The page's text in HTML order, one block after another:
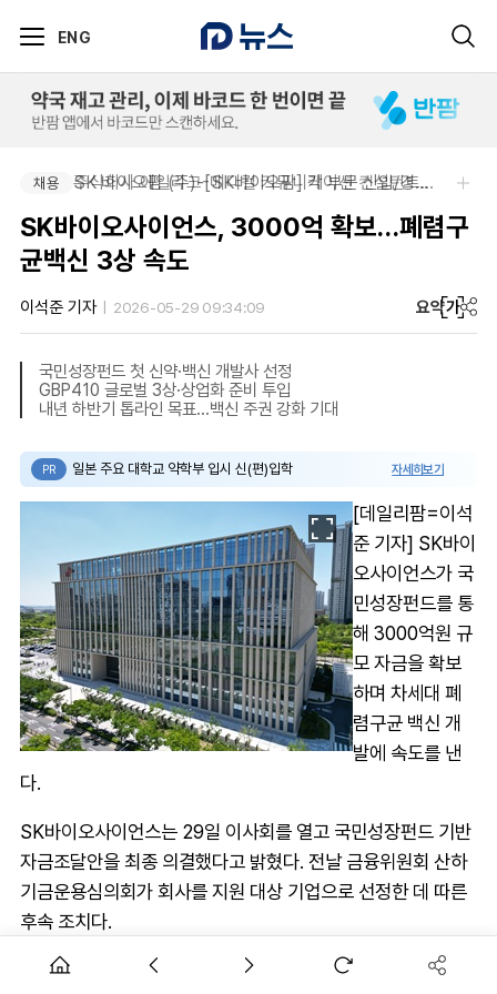
ENG
채용 주식회사 에일리크-메디컬 커뮤니케이션 컨설턴트(Associate) / 메디컬라이터 채용
채용 SK 바이오팜 (주)-[SK바이오팜] 각 부문 신입/경력 구성원 영입
SK바이오사이언스, 3000억 확보…폐렴구
균백신 3상 속도
이석준 기자 2026-05-29 09:34:09 요약가
국민성장펀드 첫 신약·백신 개발사 선정
GBP410 글로벌 3상·상업화 준비 투입
내년 하반기 톱라인 목표…백신 주권 강화 기대
PR 일본 주요 대학교 약학부 입시 신(편)입학 자세히보기
[데일리팜=이석
준 기자] SK바이
오사이언스가 국
민성장펀드를 통
해 3000억원 규
모 자금을 확보
하며 차세대 폐
렴구균 백신 개
발에 속도를 낸
다.
SK바이오사이언스는 29일 이사회를 열고 국민성장펀드 기반
자금조달안을 최종 의결했다고 밝혔다. 전날 금융위원회 산하
기금운용심의회가 회사를 지원 대상 기업으로 선정한 데 따른
후속 조치다.
국민성장펀드는 초저리 장기 차입 형태로 총 3000억원이 지